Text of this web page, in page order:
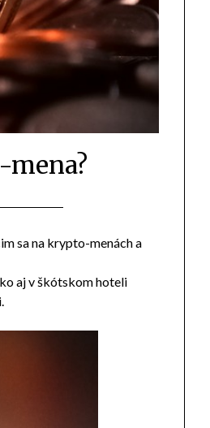
sa na krypto-menách a
aj v škótskom hoteli